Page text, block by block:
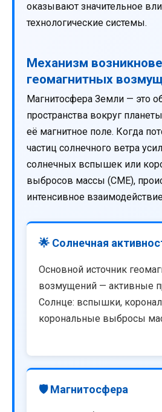
оказывают значительное
технологические системы.
Механизм
геомагнитных
Магнитосфера Земли — это
пространства вокруг
её магнитное поле. Когда
частиц солнечного ветра
солнечных вспышек или
выбросов массы (CME),
интенсивное
🌟 Солнечная
Основной источник
возмущений — активные
Солнце: вспышки,
корональные выбросы
🛡️ Магнитосфера